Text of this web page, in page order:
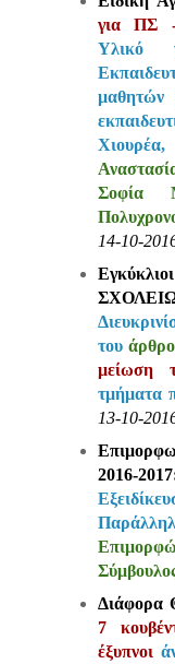
για ΠΣ
Υλικό
μαθητών
Σοφία
14-10-
του
μείωση
τμήματα
13-10-
2016-
7
έξυπνοι